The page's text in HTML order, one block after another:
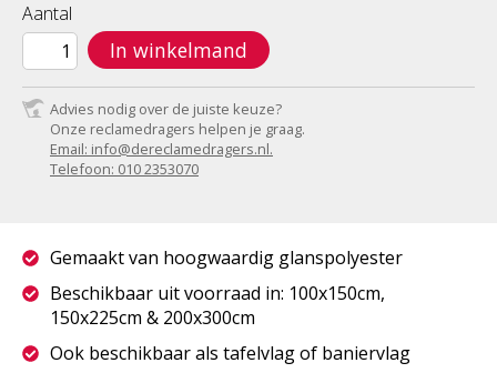
Aantal
In winkelmand
Advies nodig over de juiste keuze?
Onze reclamedragers helpen je graag.
Email: info@dereclamedragers.nl.
Telefoon: 010 2353070
Gemaakt van hoogwaardig glanspolyester
Beschikbaar uit voorraad in: 100x150cm,
150x225cm & 200x300cm
Ook beschikbaar als tafelvlag of baniervlag